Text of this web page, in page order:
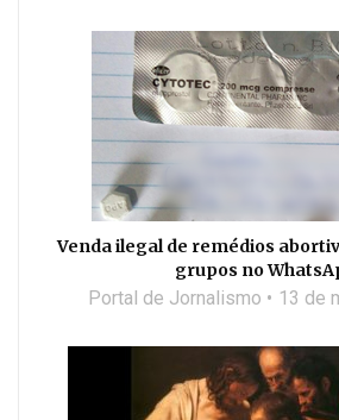
Venda ilegal de remédios
grupos no
Portal de Jornalismo 13 de